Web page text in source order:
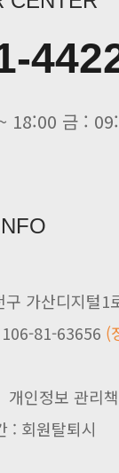
자신문] 테라
자신문] AI 인
[전자신문] 공
자신문] 당신
구 가산디지털
81-63656 (
인정보 관리
: 회원탈퇴시